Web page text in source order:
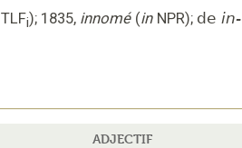
TLFi); 1835, innomé (in NPR); de in-
ADJECTIF